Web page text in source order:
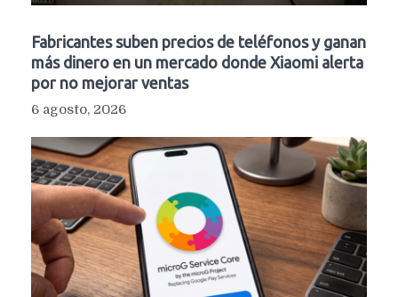
Fabricantes suben precios de teléfonos y ganan
más dinero en un mercado donde Xiaomi alerta
por no mejorar ventas
6 agosto, 2026